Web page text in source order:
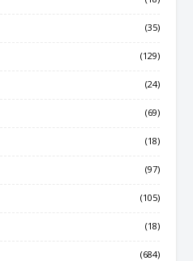
(35)
(129)
(24)
(69)
(18)
(97)
(105)
(18)
(684)